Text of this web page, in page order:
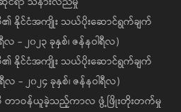
၏ နိုင်ငံအကျိုး သယ်ပိုးဆောင်ရွက်ချက်
လ - ၂၀၂၃ ခုနှစ်၊ ဇန်နဝါရီလ)
၏ နိုင်ငံအကျိုး သယ်ပိုးဆောင်ရွက်ချက်
လ - ၂၀၂၄ ခုနှစ်၊ ဇန်နဝါရီလ)
စီ တာဝန်ယူခဲ့သည့်ကာလ ဖွံ့ဖြိုးတိုးတက်မှု